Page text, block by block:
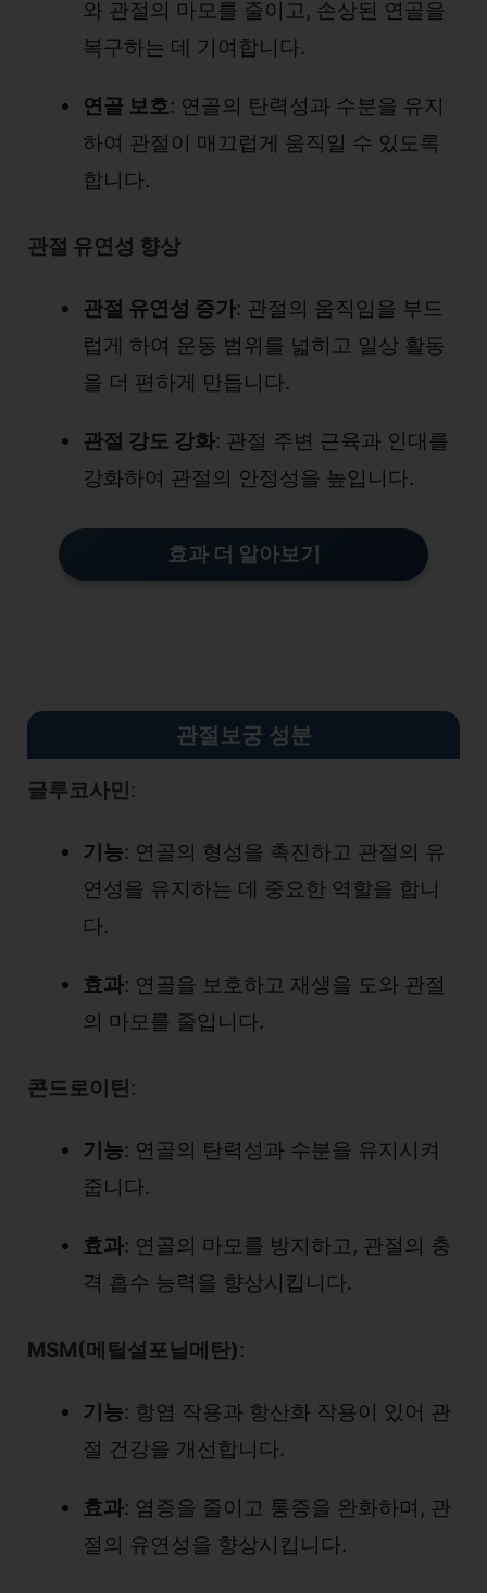
와 관절의 마모를 줄이고, 손상된 연골을
복구하는 데 기여합니다.
연골 보호: 연골의 탄력성과 수분을 유지
하여 관절이 매끄럽게 움직일 수 있도록
합니다.
관절 유연성 향상
관절 유연성 증가: 관절의 움직임을 부드
럽게 하여 운동 범위를 넓히고 일상 활동
을 더 편하게 만듭니다.
관절 강도 강화: 관절 주변 근육과 인대를
강화하여 관절의 안정성을 높입니다.
효과 더 알아보기
관절보궁 성분
글루코사민:
기능: 연골의 형성을 촉진하고 관절의 유
연성을 유지하는 데 중요한 역할을 합니
다.
효과: 연골을 보호하고 재생을 도와 관절
의 마모를 줄입니다.
콘드로이틴:
기능: 연골의 탄력성과 수분을 유지시켜
줍니다.
효과: 연골의 마모를 방지하고, 관절의 충
격 흡수 능력을 향상시킵니다.
MSM(메틸설포닐메탄):
기능: 항염 작용과 항산화 작용이 있어 관
절 건강을 개선합니다.
효과: 염증을 줄이고 통증을 완화하며, 관
절의 유연성을 향상시킵니다.